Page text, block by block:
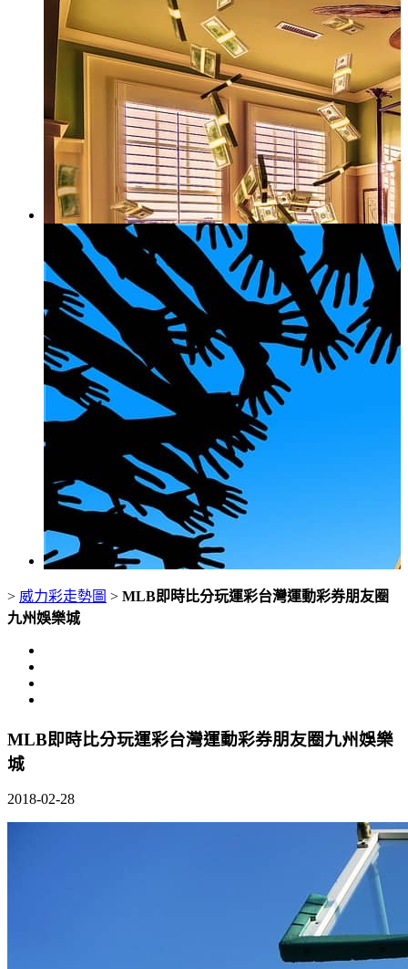
> 威力彩走勢圖 > MLB即時比分玩運彩台灣運動彩券朋友圈
九州娛樂城
MLB即時比分玩運彩台灣運動彩券朋友圈九州娛樂
城
2018-02-28